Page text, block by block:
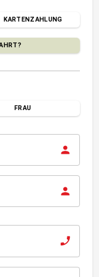
KARTENZAHLUNG
FRAU